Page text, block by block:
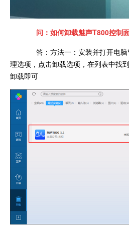
问：如何卸载魅声T800控制
答：方法一：安装并打开电脑
理选项，点击卸载选项，在列表中找
卸载即可